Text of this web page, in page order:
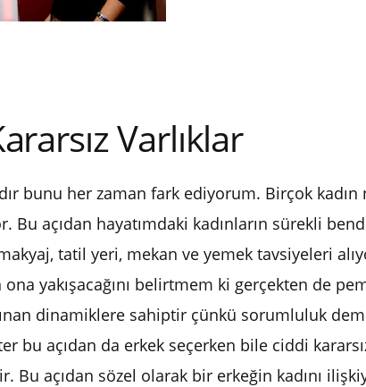
Varlıklar
bunu her zaman fark ediyorum. Birçok
Bu açıdan hayatımdaki kadınların sürekli
tatil yeri, mekan ve yemek tavsiyeleri
yakışacağını belirtmem ki gerçekten de
dinamiklere sahiptir çünkü sorumluluk
bu açıdan da erkek seçerken bile ciddi
Bu açıdan sözel olarak bir erkeğin kadını